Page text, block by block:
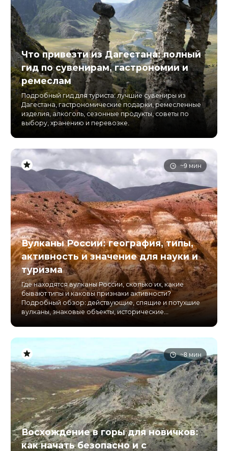
Что привезти из Дагестана: полный
гид по сувенирам, гастрономии и
ремеслам
Подробный гид для туриста: лучшие сувениры из
Дагестана, гастрономические подарки, ремесленные
изделия, алкоголь, сезонные продукты, советы по
выбору, хранению и перевозке.
~9 мин
Вулканы России: география, типы,
активность и значение для науки и
туризма
Где находятся вулканы России, сколько их, какие
бывают типы и каковы признаки активности?
Подробный обзор: действующие, спящие и потухшие
вулканы, знаковые объекты, исторические...
~8 мин
Восхождение в горы для новичков:
как начать безопасно и с